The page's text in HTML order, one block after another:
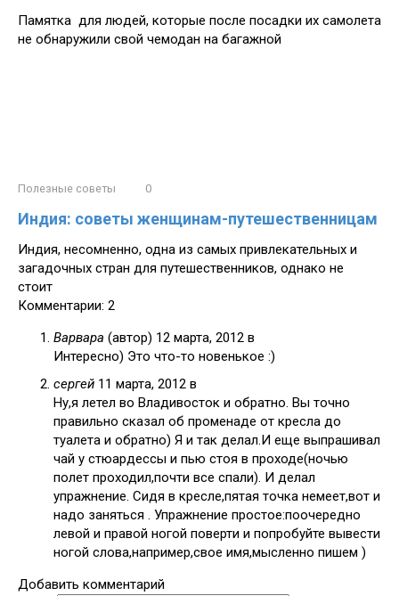
Памятка для людей, которые после посадки их самолета
не обнаружили свой чемодан на багажной
Полезные советы 0
Индия: советы женщинам-путешественницам
Индия, несомненно, одна из самых привлекательных и
загадочных стран для путешественников, однако не
стоит
Комментарии: 2
Варвара (автор) 12 марта, 2012 в
Интересно) Это что-то новенькое :)
сергей 11 марта, 2012 в
Ну,я летел во Владивосток и обратно. Вы точно
правильно сказал об променаде от кресла до
туалета и обратно) Я и так делал.И еще выпрашивал
чай у стюардессы и пью стоя в проходе(ночью
полет проходил,почти все спали). И делал
упражнение. Сидя в кресле,пятая точка немеет,вот и
надо заняться . Упражнение простое:поочередно
левой и правой ногой поверти и попробуйте вывести
ногой слова,например,свое имя,мысленно пишем )
Добавить комментарий